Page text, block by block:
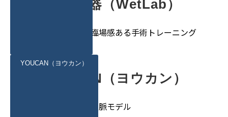
衛生臓器（WetLab）
生体組織を用いた臨場感ある手術トレーニング
YOUCAN（ヨウカン）
吻合手技訓練用冠動脈モデル
YOUCAN（ヨウカン）